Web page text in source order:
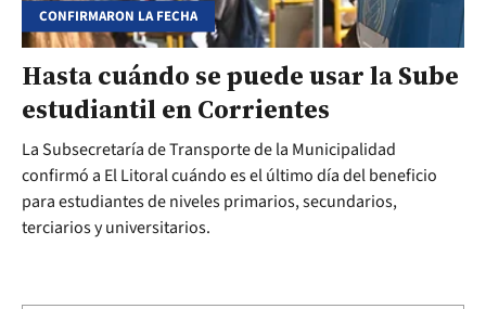
CONFIRMARON LA FECHA
Hasta cuándo se puede usar la Sube
estudiantil en Corrientes
La Subsecretaría de Transporte de la Municipalidad
confirmó a El Litoral cuándo es el último día del beneficio
para estudiantes de niveles primarios, secundarios,
terciarios y universitarios.